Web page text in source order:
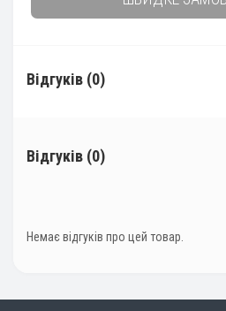
Відгуків (0)
Відгуків (0)
Немає відгуків про цей товар.